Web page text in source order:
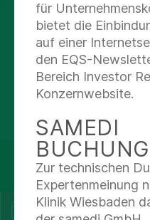
Termin
Facebook
X
Youtube
© Asklepios Kliniken
für
bietet die
auf einer
den EQS-
Bereich Investor
Konzernwebsite.
SAMEDI
Zur technischen
Expertenmeinung
Klinik Wiesbaden